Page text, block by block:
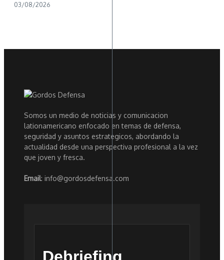
03/08/2026
Somos un medio de noticias y comunicacion
lationamericano enfocado en temas de defensa,
seguridad y asuntos estrategicos, abordando la
actualidad desde una perspectiva profesional a la vez
que joven y fresca.
Email: info@gordosdefensa.com